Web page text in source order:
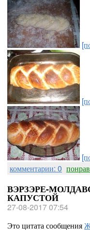
комментарии: 0
ВЭРЗЭРЕ-
КАПУСТОЙ
27-08-2017 07:54
Это цитата сообщения